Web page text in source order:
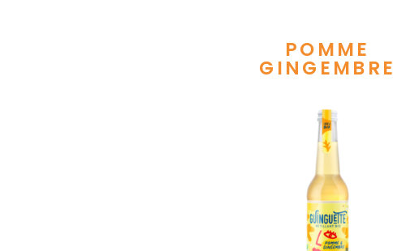
POMME
GINGEMBRE